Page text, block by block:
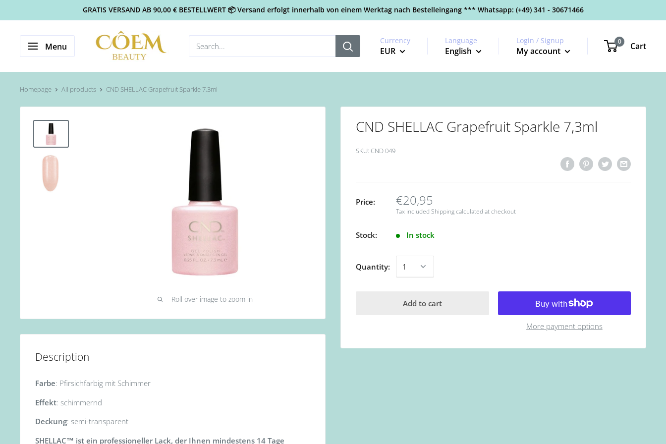
GRATIS VERSAND AB 90,00 € BESTELLWERT 📦 Versand erfolgt innerhalb von einem Werktag nach Bestelleingang *** Whatsapp: (+49) 341 - 30671466
Menu
Currency
EUR
Language
English
Login / Signup
My account
0 Cart
Homepage All products CND SHELLAC Grapefruit Sparkle 7,3ml
Roll over image to zoom in
CND SHELLAC Grapefruit Sparkle 7,3ml
SKU: CND 049
Price: €20,95
Tax included Shipping calculated at checkout
Stock: In stock
Quantity:
Add to cart
More payment options
Description
Farbe: Pfirsichfarbig mit Schimmer
Effekt: schimmernd
Deckung: semi-transparent
SHELLAC™ ist ein professioneller Lack, der Ihnen mindestens 14 Tage